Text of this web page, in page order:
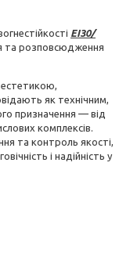
EI30/
та розповсюдження
як технічним,
призначення — від
комплексів.
та контроль якості,
і надійність у